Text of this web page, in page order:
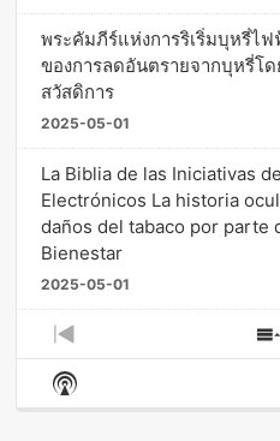
พระคัมภีร์แห่งการริเริ่มบุหรี่ไ
ของการลดอันตรายจากบุหรี่โ
สวัสดิการ
2025-05-01
La Biblia de las Iniciativas
Electrónicos La historia
daños del tabaco por parte
Bienestar
2025-05-01
Previous
Episode
Show
Podcast